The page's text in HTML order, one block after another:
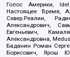
Голос Америки,
Настоящее Время,
Север.Реалии,
Александрович,
Евгеньевич,
Александровна,
Баданин Роман
Борисович, Ярош